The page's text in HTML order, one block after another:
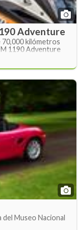
Adventure
70,000 kilómetros
1190 Adventure
del Museo Nacional